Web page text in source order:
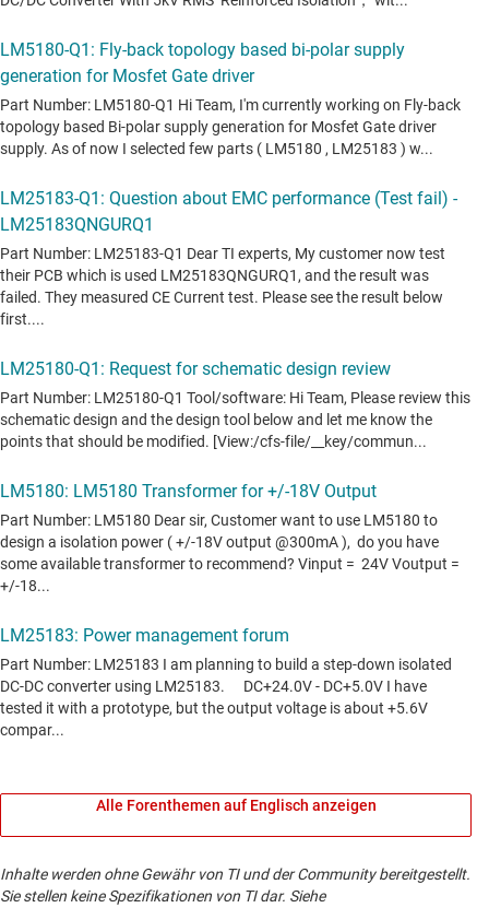
Alle Forenthemen auf Englisch anzeigen
Inhalte werden ohne Gewähr von TI und der Community bereitgestellt.
Sie stellen keine Spezifikationen von TI dar. Siehe